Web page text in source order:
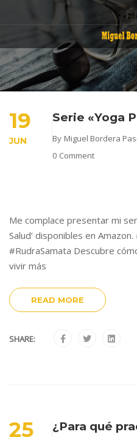
19
JUN
Serie «Yoga
By Miguel Bordera
0 Comment
Me complace presentar mi
Salud’ disponibles en
#RudraSamata Descubre
vivir más
READ MORE
SHARE:
25
¿Para qué